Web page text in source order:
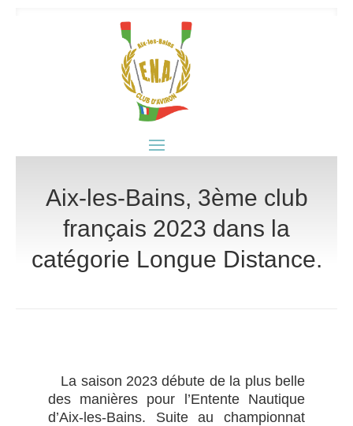
Aix-les-Bains, 3ème club
français 2023 dans la
catégorie Longue Distance.
La saison 2023 débute de la plus belle
des manières pour l’Entente Nautique
d’Aix-les-Bains. Suite au championnat